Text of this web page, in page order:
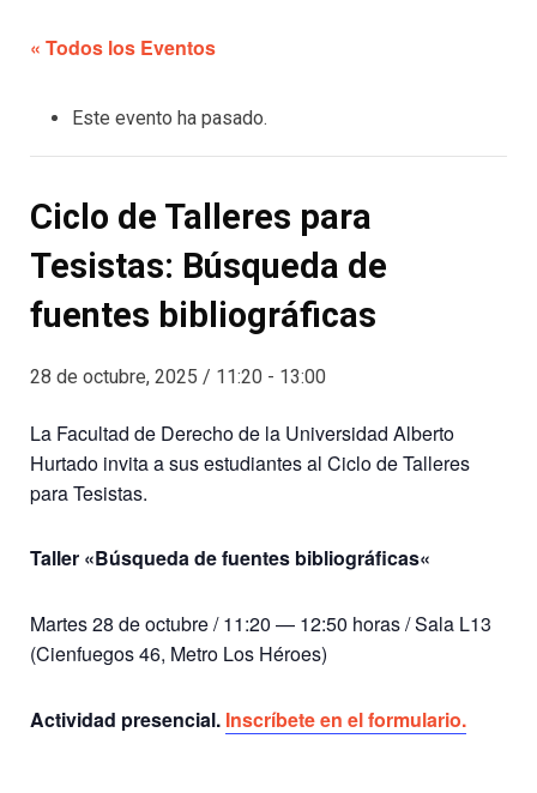
« Todos los Eventos
Este evento ha pasado.
Ciclo de Talleres para
Tesistas: Búsqueda de
fuentes bibliográficas
28 de octubre, 2025 / 11:20 - 13:00
La Facultad de Derecho de la Universidad Alberto
Hurtado invita a sus estudiantes al Ciclo de Talleres
para Tesistas.
Taller «Búsqueda de fuentes bibliográficas«
Martes 28 de octubre / 11:20 — 12:50 horas /Sala L13
(Cienfuegos 46, Metro Los Héroes)
Actividad presencial. Inscríbete en el formulario.